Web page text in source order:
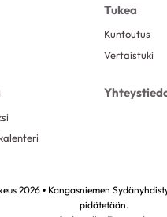
Tukea
Kuntoutus
Vertaistuki
2026 • Kangasniemen
pidätetään.